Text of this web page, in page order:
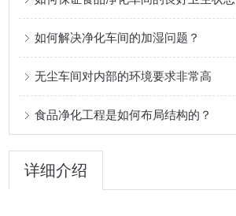
如何解决净化车间的加湿问题？
无尘车间对内部的环境要求非常高
食品净化工程是如何布局结构的？
详细介绍